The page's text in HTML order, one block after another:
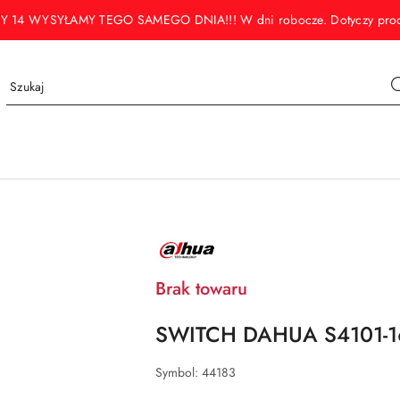
14 WYSYŁAMY TEGO SAMEGO DNIA!!! W dni robocze. Dotyczy
NAZWA
PRODUCENTA:
Brak towaru
SWITCH DAHUA S4101-
Symbol: 44183